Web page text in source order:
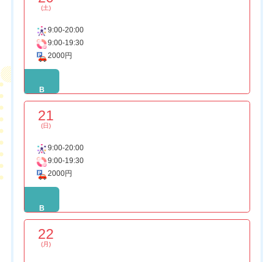
(土)
9:00-20:00
9:00-19:30
2000円
B
21
(日)
9:00-20:00
9:00-19:30
2000円
B
22
(月)